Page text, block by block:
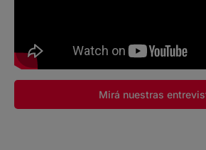
Mirá nuestras